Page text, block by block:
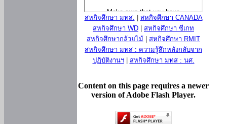
สหกิจศึกษา มทส.
สหกิจศึกษา CANADA
สหกิจศึกษา WD
สหกิจศึกษา ซีเกท
สหกิจศึกษากล้วยไม้
สหกิจศึกษา RMIT
สหกิจศึกษา มทส : ความรู้สึกหลังกลับจาก
ปฏิบัติงานฯ| สหกิจศึกษา มทส : นศ.
Content on this page requires a newer
version of Adobe Flash Player.